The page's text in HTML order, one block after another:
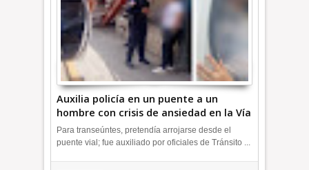
Auxilia policía en un puente a un
hombre con crisis de ansiedad en la Vía
Morelos | INFORMATIVA
Para transeúntes, pretendía arrojarse desde el
puente vial; fue auxiliado por oficiales de Tránsito ...